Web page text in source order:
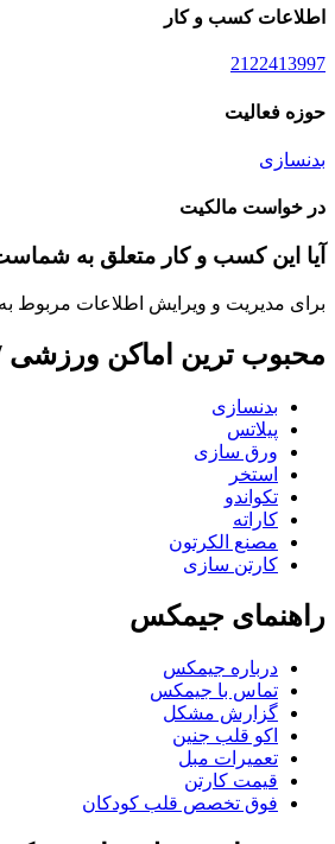
اطلاعات کسب و کار
2122413997
حوزه فعالیت
بدنسازی
در خواست مالکیت
آیا این کسب و کار متعلق به
برای مدیریت و ویرایش اطلاعات مربوط به
محبوب ترین اماکن ورزشی /
بدنسازی
پیلاتس
ورق سازی
استخر
تکواندو
کاراته
مصنع الکرتون
کارتن سازی
راهنمای جیمکس
درباره جیمکس
تماس با جیمکس
گزارش مشکل
اکو قلب جنین
تعمیرات مبل
قیمت کارتن
فوق تخصص قلب کودکان